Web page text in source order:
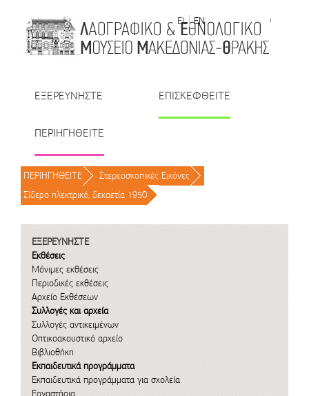
EL
EN | TR | BU | RO
ΕΞΕΡΕΥΝΗΣΤΕ ΕΠΙΣΚΕΦΘΕΙΤΕ
ΠΕΡΙΗΓΗΘΕΙΤΕ
ΠΕΡΙΗΓΗΘΕΙΤΕ / Στερεοσκοπικές Εικόνες /
Σίδερο ηλεκτρικό, δεκαετία 1950 /
ΕΞΕΡΕΥΝΗΣΤΕ
Εκθέσεις
Μόνιμες εκθέσεις
Περιοδικές εκθέσεις
Αρχείο Εκθέσεων
Συλλογές και αρχεία
Συλλογές αντικειμένων
Οπτικοακουστικό αρχείο
Βιβλιοθήκη
Εκπαιδευτικά προγράμματα
Εκπαιδευτικά προγράμματα για σχολεία
Εργαστήρια